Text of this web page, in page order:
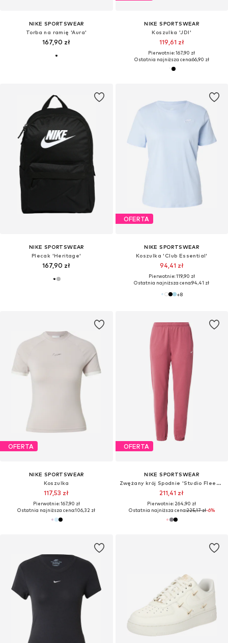
NIKE SPORTSWEAR
Torba na ramię 'Aura'
167,90 zł
NIKE SPORTSWEAR
Koszulka 'JDI'
119,61 zł
Pierwotnie: 167,90 zł
Ostatnia najniższa cena:66,90 zł
NIKE SPORTSWEAR
Plecak 'Heritage'
167,90 zł
OFERTA
NIKE SPORTSWEAR
Koszulka 'Club Essential'
94,41 zł
Pierwotnie: 119,90 zł
Ostatnia najniższa cena:94,41 zł
+8
OFERTA
NIKE SPORTSWEAR
Koszulka
117,53 zł
Pierwotnie: 167,90 zł
Ostatnia najniższa cena:106,32 zł
OFERTA
NIKE SPORTSWEAR
Zwężany krój Spodnie 'Studio Fleece'
211,41 zł
Pierwotnie: 264,90 zł
Ostatnia najniższa cena:225,17 zł-6%